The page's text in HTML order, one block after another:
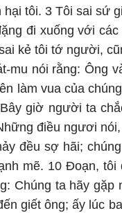
tôi. 3 Tôi sai sứ
đi xuống với
kẻ tôi tớ người,
nói rằng: Ông
làm vua của
giờ người ta
điều ngươi
đều sợ hãi;
mẽ. 10 Đoạn,
Chúng ta hãy
giết ông; ấy lúc